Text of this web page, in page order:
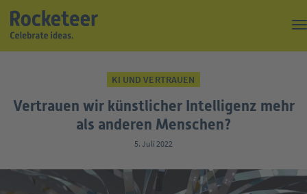
Suche
KI UND VERTRAUEN
Vertrauen wir künstlicher Intelligenz mehr
als anderen Menschen?
5. Juli 2022